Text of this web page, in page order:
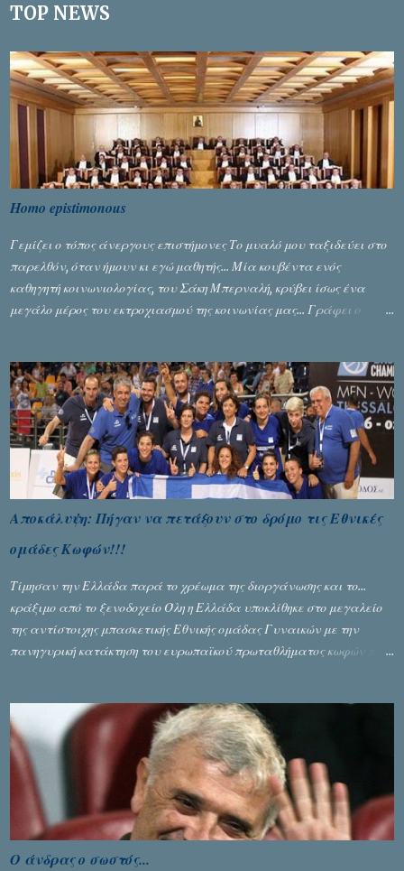
α
TOP NEWS
Homo epistimonous
Γεμίζει ο τόπος άνεργους επιστήμονες Το μυαλό μου ταξιδεύει στο
παρελθόν, όταν ήμουν κι εγώ μαθητής... Μία κουβέντα ενός
καθηγητή κοινωνιολογίας, του Σάκη Μπερναλή, κρύβει ίσως ένα
μεγάλο μέρος του εκτροχιασμού της κοινωνίας μας... Γράφει ο
Αποκάλυψη: Πήγαν να πετάξουν στο δρόμο τις Εθνικές
ομάδες Κωφών!!!
Τίμησαν την Ελλάδα παρά το χρέωμα της διοργάνωσης και το...
κράξιμο από το ξενοδοχείο Όλη η Ελλάδα υποκλίθηκε στο μεγαλείο
της αντίστοιχης μπασκετικής Εθνικής ομάδας Γυναικών με την
πανηγυρική κατάκτηση του ευρωπαϊκού πρωταθλήματος κωφών που
Ζέρβα με την πορεία τους που ολοκληρώθηκε με τη νίκη τους στον
τελικό επί της Λιθουανίας, υπάρχουν και τα δυσάρεστα. Τα πολύ
δυσάρεστα...
Ο άνδρας ο σωστός...